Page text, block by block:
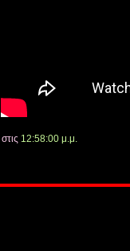
στις 12:58:00 μ.μ.